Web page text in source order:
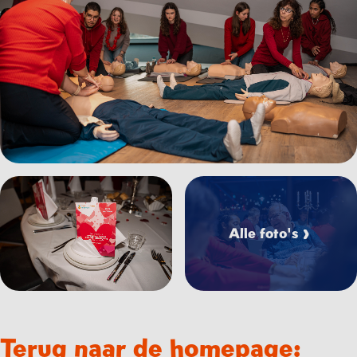
Bekijk afbeelding Hearth%20to%20Hearth%20-
Bekijk afbeelding
Alle foto's
Terug naar de homepage: